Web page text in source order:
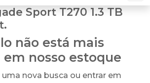
Sport T270 1.3 TB
não está mais
nosso estoque
nova busca ou entrar em